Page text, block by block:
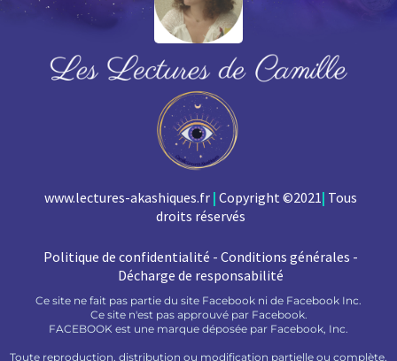
www.lectures-akashiques.fr | Copyright ©2021| Tous
droits réservés
Politique de confidentialité - Conditions générales -
Décharge de responsabilité
Ce site ne fait pas partie du site Facebook ni de Facebook Inc.
Ce site n'est pas approuvé par Facebook.
FACEBOOK est une marque déposée par Facebook, Inc.
Toute reproduction, distribution ou modification partielle ou complète,